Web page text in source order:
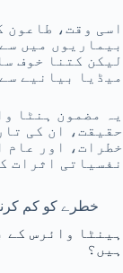
اسی وقت، طاعون
بیماریوں میں
لیکن کتنا خوف
میڈیا بیانیے
یہ مضمون ہنٹا
حقیقت، ان کی
خطرات، اور عام
نفسیاتی اثرات
خطرے کو کم کرنے
ہینٹا وائرس کے
ہیں؟